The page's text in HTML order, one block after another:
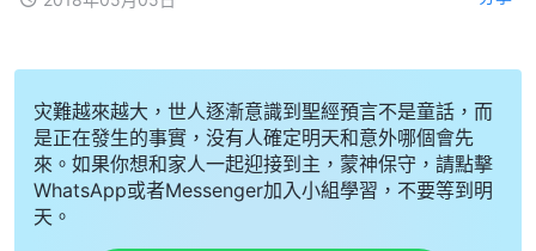
灾難越來越大，世人逐漸意識到聖經預言不是童話，而
是正在發生的事實，没有人確定明天和意外哪個會先
來。如果你想和家人一起迎接到主，蒙神保守，請點擊
WhatsApp或者Messenger加入小組學習，不要等到明
天。